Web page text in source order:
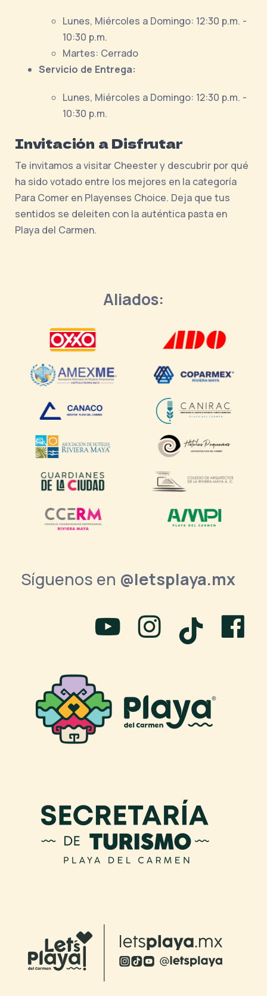
Lunes, Miércoles a Domingo: 12:30 p.m. -
10:30 p.m.
Martes: Cerrado
Servicio de Entrega:
Lunes, Miércoles a Domingo: 12:30 p.m. -
10:30 p.m.
Invitación a Disfrutar
Te invitamos a visitar Cheester y descubrir por qué
ha sido votado entre los mejores en la categoría
Para Comer en Playenses Choice. Deja que tus
sentidos se deleiten con la auténtica pasta en
Playa del Carmen.
Aliados:
Síguenos en @letsplaya.mx